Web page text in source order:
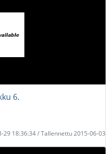
6.
29 18:36:34 / Tallennettu 2015-06-03